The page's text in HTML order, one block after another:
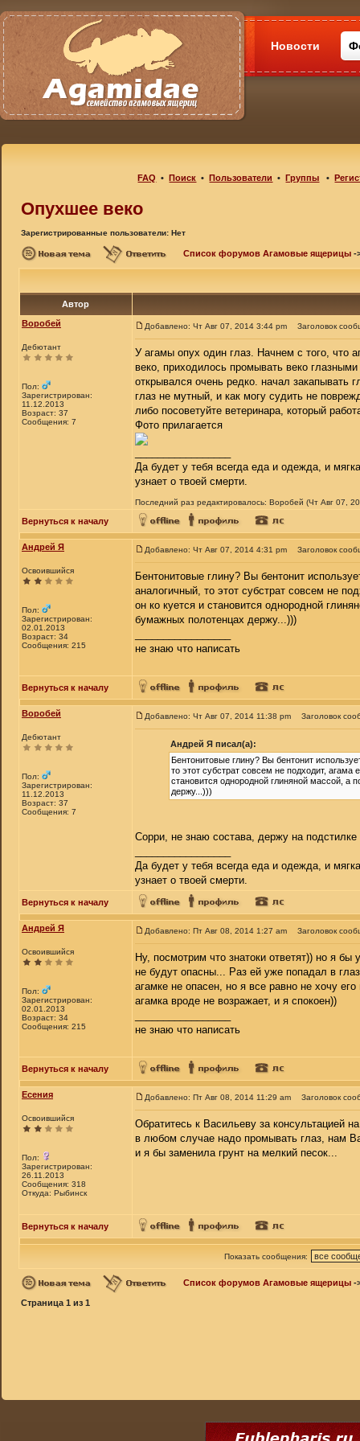
Новости
FAQ •Поиск •Пользователи •Группы •
Опухшее веко
Зарегистрированные пользователи: Нет
Список форумов Агамовые ящерицы -
Автор
Воробей
Дебютант
Пол:
Зарегистрирован:
11.12.2013
Возраст: 37
Сообщения: 7
Добавлено: Чт Авг 07, 2014 3:44 pm Заголовок
У агамы опух один глаз. Начнем с того, что
веко, приходилось промывать веко
открывался очень редко. начал закапывать
глаз не мутный, и как могу судить не
либо посоветуйте ветеринара, который
Фото прилагается
Да будет у тебя всегда еда и одежда, и
узнает о твоей смерти.
Последний раз редактировалось: Воробей (Чт Авг 07,
Вернуться к началу
Андрей Я
Освоившийся
Пол:
Зарегистрирован:
02.01.2013
Возраст: 34
Сообщения: 215
Добавлено: Чт Авг 07, 2014 4:31 pm Заголовок
Бентонитовые глину? Вы бентонит
аналогичный, то этот субстрат совсем не
он ко куется и становится однородной
бумажных полотенцах держу...)))
не знаю что написать
Вернуться к началу
Воробей
Дебютант
Пол:
Зарегистрирован:
11.12.2013
Возраст: 37
Сообщения: 7
Добавлено: Чт Авг 07, 2014 11:38 pm Заголовок
Андрей Я писал(а):
Бентонитовые глину? Вы бентонит
то этот субстрат совсем не подходит, агама
становится однородной глиняной массой, а
держу...)))
Сорри, не знаю состава, держу на
Да будет у тебя всегда еда и одежда, и
узнает о твоей смерти.
Вернуться к началу
Андрей Я
Освоившийся
Пол:
Зарегистрирован:
02.01.2013
Возраст: 34
Сообщения: 215
Добавлено: Пт Авг 08, 2014 1:27 am Заголовок
Ну, посмотрим что знатоки ответят)) но я
не будут опасны... Раз ей уже попадал в
агамке не опасен, но я все равно не хочу
агамка вроде не возражает, и я спокоен))
не знаю что написать
Вернуться к началу
Есения
Освоившийся
Пол:
Зарегистрирован:
26.11.2013
Сообщения: 318
Откуда: Рыбинск
Добавлено: Пт Авг 08, 2014 11:29 am Заголовок
Обратитесь к Васильеву за консультацией
в любом случае надо промывать глаз, нам
и я бы заменила грунт на мелкий песок...
Вернуться к началу
Показать сообщения:
Список форумов Агамовые ящерицы -
Страница 1 из 1